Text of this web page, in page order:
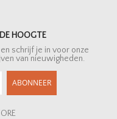
HOOGTE
schrijf je in voor onze
van nieuwigheden.
ABONNEER